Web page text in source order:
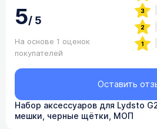
5/5
На основе 1 оценок
покупателей
Набор аксессуаров для Lydsto
мешки, черные щётки, МОП
Оставить